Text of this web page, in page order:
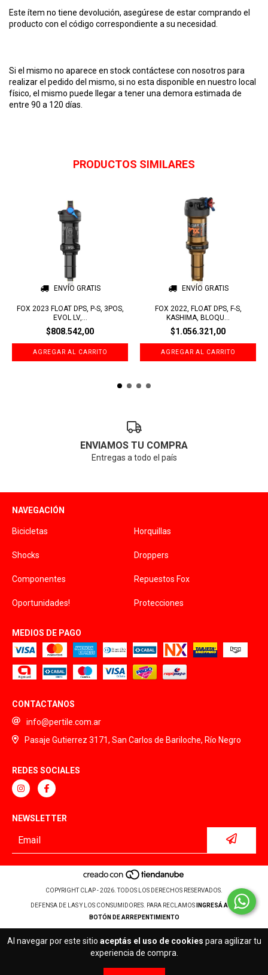
Al navegar por este sitio aceptás el uso de cookies para agilizar tu
experiencia de compra.
Este ítem no tiene devolución, asegúrese de estar comprando el
producto con el código correspondiente a su necesidad.
Si el mismo no aparece en stock contáctese con nosotros para
realizar el pedido del mismo, si no esta disponible en nuestro local
físico, el mismo puede llegar a tener una demora estimada de
entre 90 a 120 días.
PRODUCTOS SIMILARES
ENVÍO GRATIS
FOX 2023 FLOAT DPS, P-S, 3POS,
EVOL LV,...
$808.542,00
ENVÍO GRATIS
FOX 2022, FLOAT DPS, F-S,
KASHIMA, BLOQU...
$1.056.321,00
ENVIAMOS TU COMPRA
Entregas a todo el país
NAVEGACIÓN
Bicicletas Horquillas
Shocks Droppers
Componentes Repuestos Fox
Oportunidades! Protecciones
MEDIOS DE PAGO
CONTACTANOS
info@pertile.com.ar
Pasaje Gutierrez 3171, San Carlos de Bariloche, Río Negro
REDES SOCIALES
NEWSLETTER
COPYRIGHT CLAP - 2026. TODOS LOS DERECHOS RESERVADOS.
DEFENSA DE LAS Y LOS CONSUMIDORES. PARA RECLAMOS
INGRESÁ ACÁ.
BOTÓN DE ARREPENTIMIENTO